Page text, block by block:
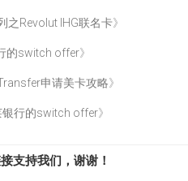
之Revolut IHG联名卡》
的switch offer》
申请美卡攻略》
银行的switch offer》
支持我们，谢谢！